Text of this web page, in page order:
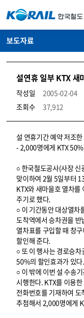
보도자료
설연휴 일부 KTX 새
작성일
2005-02-04
조회수
37,912
뉴스·홍보_보도자료 상세보기 – 내용, 파일, 담당자 연락처로 구성
설 연휴기간 예약 저조
- 2,000명에게 KTX
○ 한국철도공사(사장 신
맞이하여 2월 5일부터
KTX와 새마을호 열차
주기로 했다.
○ 이 기간동안 대상열차
도착역에서 승차권을
열차표를 구입할 때 창
할인해 준다.
○ 또 이 행사는 경로승
50%의 할인효과가 있다.
○ 이 밖에 이번 설 수송
시행한다. KTX를 이용
전화번호를 기재하여
추첨해서 2,000명에게